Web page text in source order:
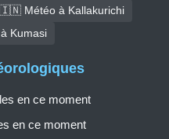
🇮🇳 Météo à Kallakurichi
Kumasi
en ce moment
en ce moment